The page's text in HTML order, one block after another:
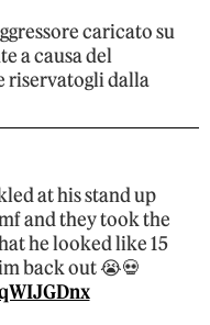
caricato su
a causa del
riservatogli dalla
at his stand up
and they took the
he looked like 15
back out 😭💀